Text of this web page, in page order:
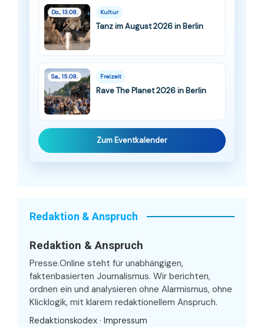
Do., 13.08. Kultur
Tanz im August 2026 in Berlin
Sa., 15.08. Freizeit
Rave The Planet 2026 in Berlin
Zum Eventkalender
Redaktion & Anspruch
Redaktion & Anspruch
Presse.Online steht für unabhängigen,
faktenbasierten Journalismus. Wir berichten,
ordnen ein und analysieren ohne Alarmismus, ohne
Klicklogik, mit klarem redaktionellem Anspruch.
Redaktionskodex · Impressum